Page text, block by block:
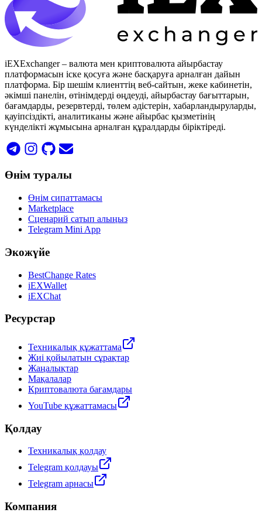
iEXExchanger – валюта мен криптовалюта айырбастау
платформасын іске қосуға және басқаруға арналған дайын
платформа. Бір шешім клиенттің веб-сайтын, жеке кабинетін,
әкімші панелін, өтінімдерді өңдеуді, айырбастау бағыттарын,
бағамдарды, резервтерді, төлем әдістерін, хабарландыруларды,
қауіпсіздікті, аналитиканы және айырбас қызметінің
күнделікті жұмысына арналған құралдарды біріктіреді.
Өнім туралы
Өнім сипаттамасы
Marketplace
Сценарий сатып алыңыз
Telegram Mini App
Экожүйе
BestChange Rates
iEXWallet
iEXChat
Ресурстар
Техникалық құжаттама
Жиі қойылатын сұрақтар
Жаңалықтар
Мақалалар
Криптовалюта бағамдары
YouTube құжаттамасы
Қолдау
Техникалық қолдау
Telegram қолдауы
Telegram арнасы
Компания